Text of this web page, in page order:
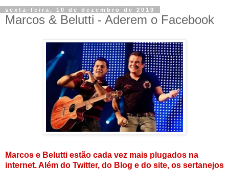
sexta-feira, 10 de dezembro de 2010
Marcos & Belutti - Aderem o Facebook
Marcos e Belutti estão cada vez mais plugados na
internet. Além do Twitter, do Blog e do site, os sertanejos